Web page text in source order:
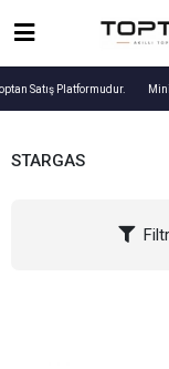
Satış Platformudur.
STARGAS